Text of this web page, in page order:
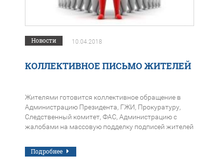
Новости 10.04.2018
КОЛЛЕКТИВНОЕ ПИСЬМО ЖИТЕЛЕЙ
Жителями готовится коллективное обращение в
Администрацию Президента, ГЖИ, Прокуратуру,
Следственный комитет, ФАС, Администрацию с
жалобами на массовую подделку подписей жителей
выбору компаний Квартал-М, ККС, МУП РСП.
Подробнее